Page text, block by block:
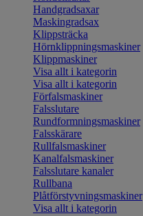
Handgradsaxar
Maskingradsax
Klippsträcka
Hörnklippningsmaskiner
Klippmaskiner
Visa allt i kategorin
Visa allt i kategorin
Förfalsmaskiner
Falsslutare
Rundformningsmaskiner
Falsskärare
Rullfalsmaskiner
Kanalfalsmaskiner
Falsslutare kanaler
Rullbana
Plåtförstyvningsmaskiner
Visa allt i kategorin